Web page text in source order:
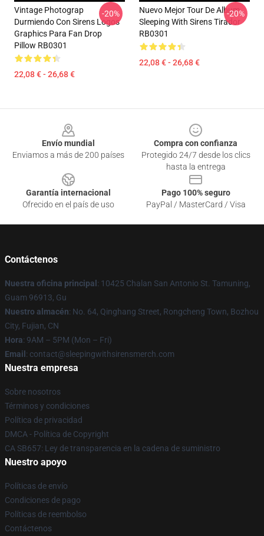
Vintage Photograp
Durmiendo Con Sirens Logos
Graphics Para Fan Drop
Pillow RB0301
22,08 € - 26,68 €
-20%
Nuevo Mejor Tour De Album
Sleeping With Sirens Tirador
RB0301
22,08 € - 26,68 €
-20%
Envío mundial
Enviamos a más de 200 países
Compra con confianza
Protegido 24/7 desde los clics
hasta la entrega
Garantía internacional
Ofrecido en el país de uso
Pago 100% seguro
PayPal / MasterCard / Visa
Contáctenos
Nuestra oficina principal : 10425 Chalan San Antonio St. Tamuning,
Guam 96913, Gu
Nuestro almacén: No. 64, Qinghang Street, Rongcheng Town, Bozhou
City, Fujian, CN
Hora: 9AM – 5PM (Mon – Fri)
Email : contact@sleepingwithsirensmerch.com
Nuestra empresa
Sobre nosotros
Términos y condiciones
Política de privacidad
DMCA - Política de Copyright
CA SB657: Ley de transparencia en la cadena de suministro
Nuestro apoyo
Políticas de envío
Condiciones de pago
Políticas de reembolso
Contáctenos